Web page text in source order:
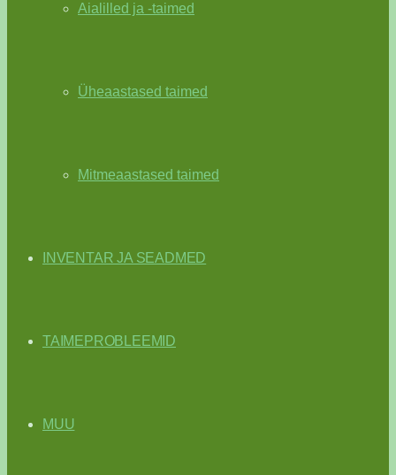
Aialilled ja -taimed
Üheaastased taimed
Mitmeaastased taimed
INVENTAR JA SEADMED
TAIMEPROBLEEMID
MUU